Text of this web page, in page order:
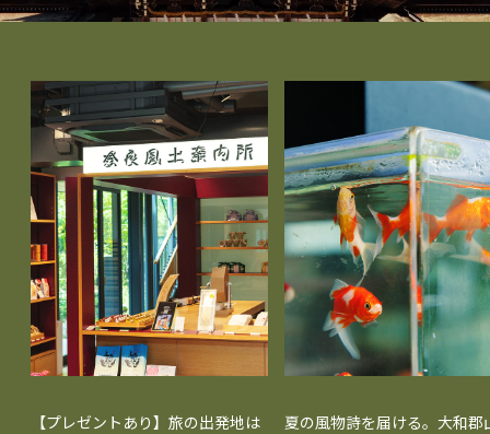
【プレゼントあり】旅の出発地は
夏の風物詩を届ける。大和郡